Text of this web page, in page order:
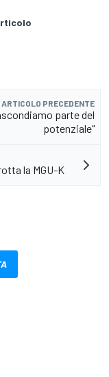
ARTICOLO PRECEDENTE
parte del
potenziale"
la MGU-K